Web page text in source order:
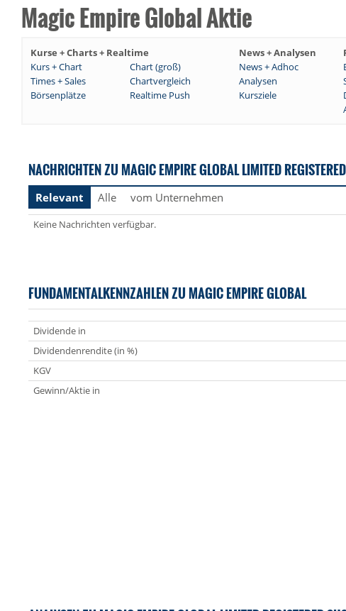
Magic Empire Global Aktie
Kurse + Charts + Realtime News + Analysen
Kurs + Chart
Chart (groß) News + Adhoc
Times + Sales
Chartvergleich Analysen
Börsenplätze
Realtime Push Kursziele
NACHRICHTEN ZU MAGIC EMPIRE GLOBAL LIMITED
Relevant Alle vom Unternehmen
Keine Nachrichten verfügbar.
FUNDAMENTALKENNZAHLEN ZU MAGIC EMPIRE GLOBAL
Dividende in
Dividendenrendite (in %)
KGV
Gewinn/Aktie in